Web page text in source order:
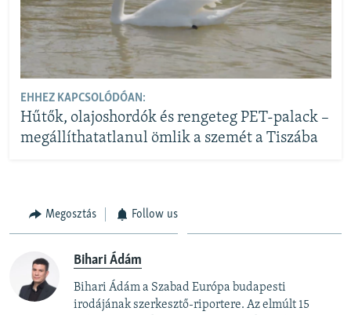
EHHEZ KAPCSOLÓDÓAN:
Hűtők, olajoshordók és rengeteg PET-palack –
megállíthatatlanul ömlik a szemét a Tiszába
Megosztás Follow us
Bihari Ádám
Bihari Ádám a Szabad Európa budapesti
irodájának szerkesztő-riportere. Az elmúlt 15